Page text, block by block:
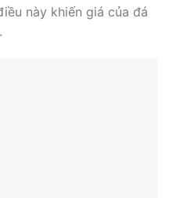
này khiến giá của đá